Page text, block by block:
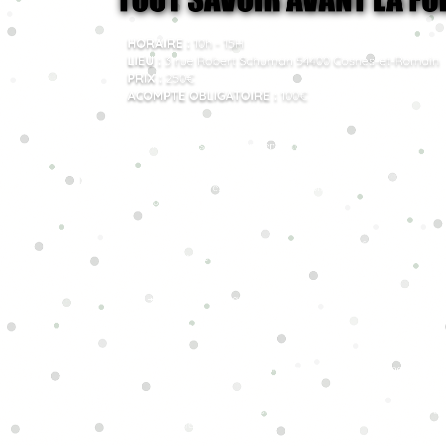
HORAIRE :
10h - 15H
LIEU :
3 rue Robert Schuman 54400 Cosnes-et-Romain
PRIX :
250€
ACOMPTE OBLIGATOIRE : 100€
↠ Il est conseillé de venir en voiture, car le lieu n'est pas
↠ Le matériel est fourni sur place, donc tu n'as rien à apporter à
part toi-même !
↠ Un petit déjeuner avec boissons sera prévu, ce qui nous
permettra de nous présenter.
↠ Pense à prévoir quelque chose à manger. Il y a un centre
commercial à proximité où tu pourras acheter un repas avant de
venir, ou tu peux également prévoir ton propre repas.
↠ Tu peux me contacter par email à
milicostudio@gmail.com
↠Toute annulation est non remboursable et non reportable à
prochaine date.